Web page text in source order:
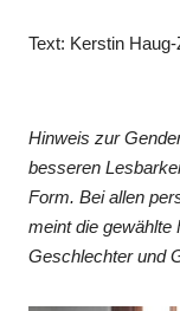
Text: Kerstin
Hinweis zur
besseren
Form. Bei allen
meint die gewählte
Geschlechter und